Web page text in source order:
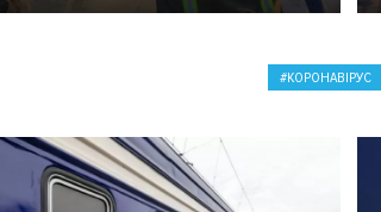
КОРОНАВІРУС